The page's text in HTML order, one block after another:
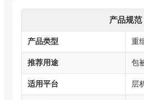
产品规范
产品类型 重
推荐用途 包
适用平台 层